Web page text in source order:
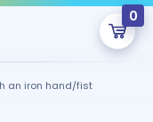
0
an iron hand/fist